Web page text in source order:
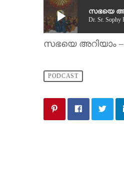
play_arrow സഭയെ
Dr. Sr. Sophy
സഭയെ അറിയാം
PODCAST